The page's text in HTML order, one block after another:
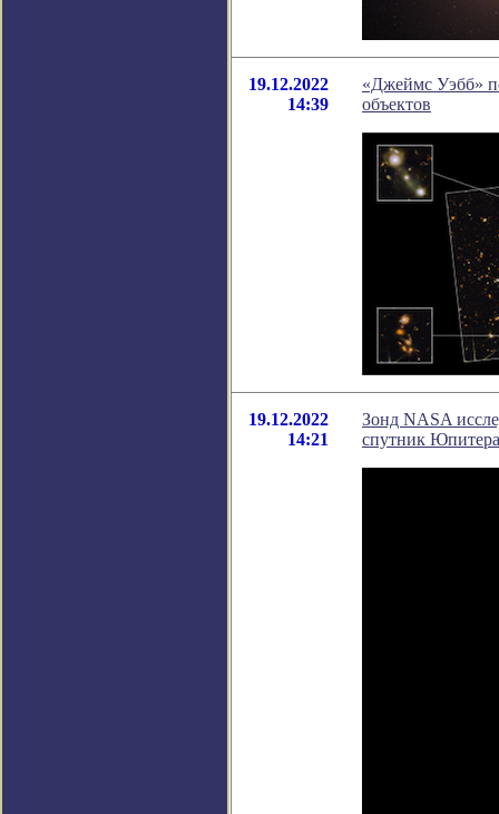
19.12.2022
14:39
«Джеймс Уэбб»
объектов
19.12.2022
14:21
Зонд NASA
спутник